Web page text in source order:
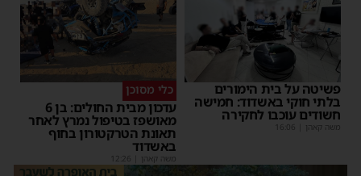
פשיטה על בית הימורים
בלתי חוקי באשדוד: חמישה
חשודים עוכבו לחקירה
משה קאהן 16:06
כלי מסוכן
עדכון מבית החולים: בן 6
מאושפז בטיפול נמרץ לאחר
תאונת הטרקטורון בחוף
באשדוד
משה קאהן 12:26